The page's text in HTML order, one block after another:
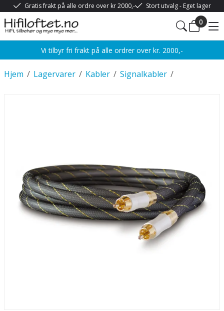
Gratis frakt på alle ordre over kr 2000,- Stort utvalg - Eget lager
0
Vi tilbyr fri frakt på alle ordrer over kr. 2000,-
/
Hjem /
Lagervarer /
Kabler /
Signalkabler